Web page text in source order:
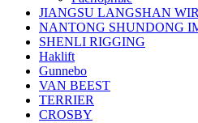
JIANGSU LANGSHAN
NANTONG SHUNDONG
SHENLI RIGGING
Haklift
Gunnebo
VAN BEEST
TERRIER
CROSBY